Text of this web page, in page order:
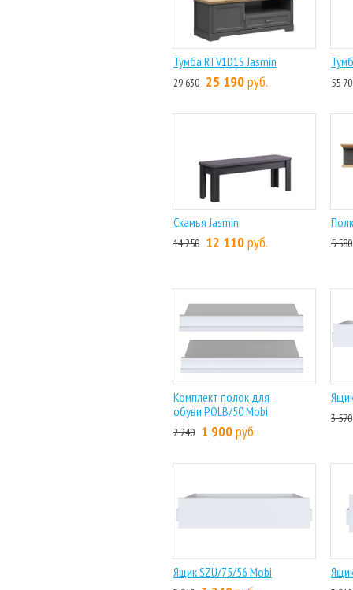
Тумба RTV1D1S Jasmin
29 630 25 190руб. 55
Скамья Jasmin
14 250 12 110руб. 5 580
Комплект полок для
обуви POLB/50 Mobi
2 240 1 900руб.
3 570
Ящик SZU/75/56 Mobi